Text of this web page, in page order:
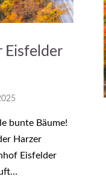
Eisfelder
bunte Bäume!
Harzer
Eisfelder